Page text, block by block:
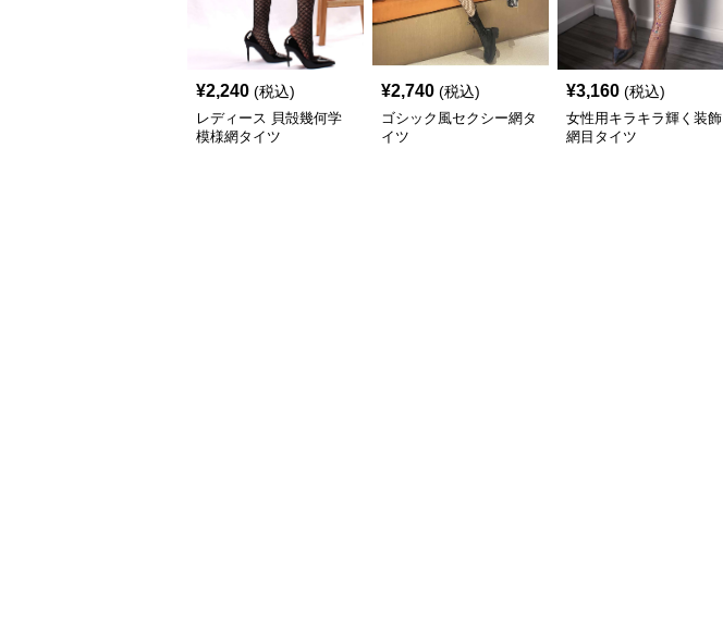
¥2,240 (税込)
レディース 貝殻幾何学
模様網タイツ
¥2,740 (税込)
ゴシック風セクシー網タ
イツ
¥3,160 (税込)
女性用キラキラ輝く装飾
網目タイツ